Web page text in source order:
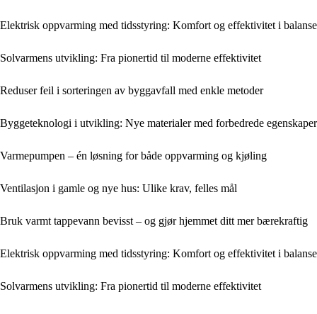
Elektrisk oppvarming med tidsstyring: Komfort og effektivitet i balanse
Solvarmens utvikling: Fra pionertid til moderne effektivitet
Reduser feil i sorteringen av byggavfall med enkle metoder
Byggeteknologi i utvikling: Nye materialer med forbedrede egenskaper
Varmepumpen – én løsning for både oppvarming og kjøling
Ventilasjon i gamle og nye hus: Ulike krav, felles mål
Bruk varmt tappevann bevisst – og gjør hjemmet ditt mer bærekraftig
Elektrisk oppvarming med tidsstyring: Komfort og effektivitet i balanse
Solvarmens utvikling: Fra pionertid til moderne effektivitet